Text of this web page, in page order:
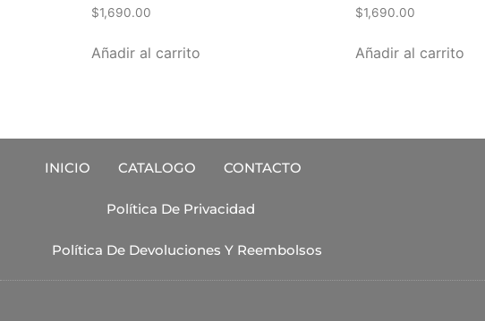
$1,690.00
Añadir al carrito
$1,690.00
Añadir al carrito
INICIO CATALOGO CONTACTO
Política De Privacidad
Política De Devoluciones Y Reembolsos